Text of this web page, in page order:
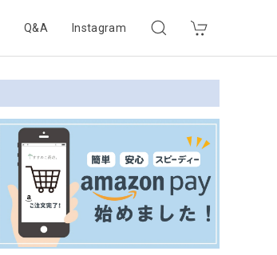
Q&A Instagram